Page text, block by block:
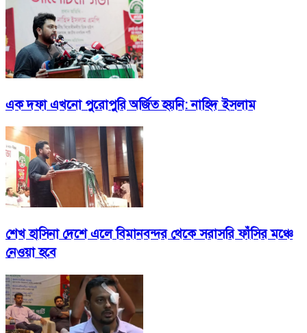
এক দফা এখনো পুরোপুরি অর্জিত হয়নি: নাহিদ ইসলাম
শেখ হাসিনা দেশে এলে বিমানবন্দর থেকে সরাসরি ফাঁসির মঞ্চে
নেওয়া হবে